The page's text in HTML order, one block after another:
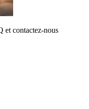
et contactez-nous